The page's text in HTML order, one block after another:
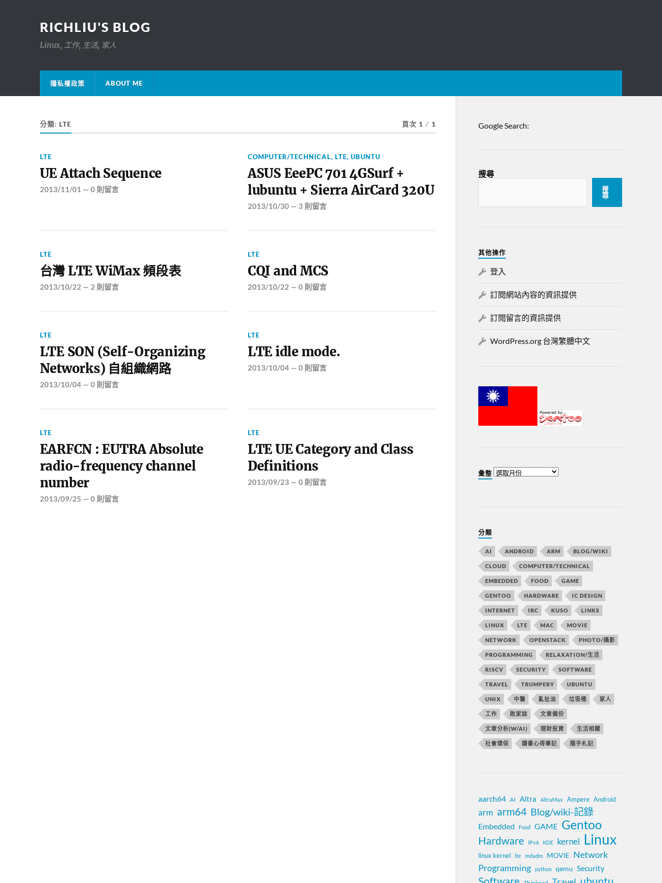
RICHLIU'S BLOG
Linux, 工作, 生活, 家人
隱私權政策 ABOUT ME
分類: LTE 頁次 1 / 1
LTE
UE Attach Sequence
2013/11/01 — 0 則留言
COMPUTER/TECHNICAL, LTE, UBUNTU
ASUS EeePC 701 4GSurf +
lubuntu + Sierra AirCard 320U
2013/10/30— 3 則留言
LTE
台灣 LTE WiMax 頻段表
2013/10/22 — 2 則留言
LTE
CQI and MCS
2013/10/22 — 0 則留言
LTE
LTE SON (Self-Organizing
Networks) 自組織網路
2013/10/04— 0 則留言
LTE
LTE idle mode.
2013/10/04— 0 則留言
LTE
EARFCN : EUTRA Absolute
radio-frequency channel
number
2013/09/25 — 0 則留言
LTE
LTE UE Category and Class
Definitions
2013/09/23 — 0 則留言
Google Search:
搜尋
搜
尋
其他操作
登入
訂閱網站內容的資訊提供
訂閱留言的資訊提供
WordPress.org 台灣繁體中文
彙整
分類
AI ANDROID ARM BLOG/WIKI
CLOUD COMPUTER/TECHNICAL
EMBEDDED FOOD GAME
GENTOO HARDWARE IC DESIGN
INTERNET IRC KUSO LINKS
LINUX LTE MAC MOVIE
NETWORK OPENSTACK PHOTO/攝影
PROGRAMMING RELAXATION/生活
RISCV SECURITY SOFTWARE
TRAVEL TRUMPERY UBUNTU
UNIX 中醫 亂扯淡 垃圾桶 家人
工作 敗家誌 文章備份
文章分析(W/AI) 理財投資 生活相關
社會環保 讀書心得筆記 隨手札記
aarch64 AI Altra AltraMax Ampere Android
arm arm64 Blog/wiki-記錄
Embedded Food GAME Gentoo
Hardware IPv6 KDE kernel Linux
linux kernel lte mdadm MOVIE Network
Programming
python qemu Security